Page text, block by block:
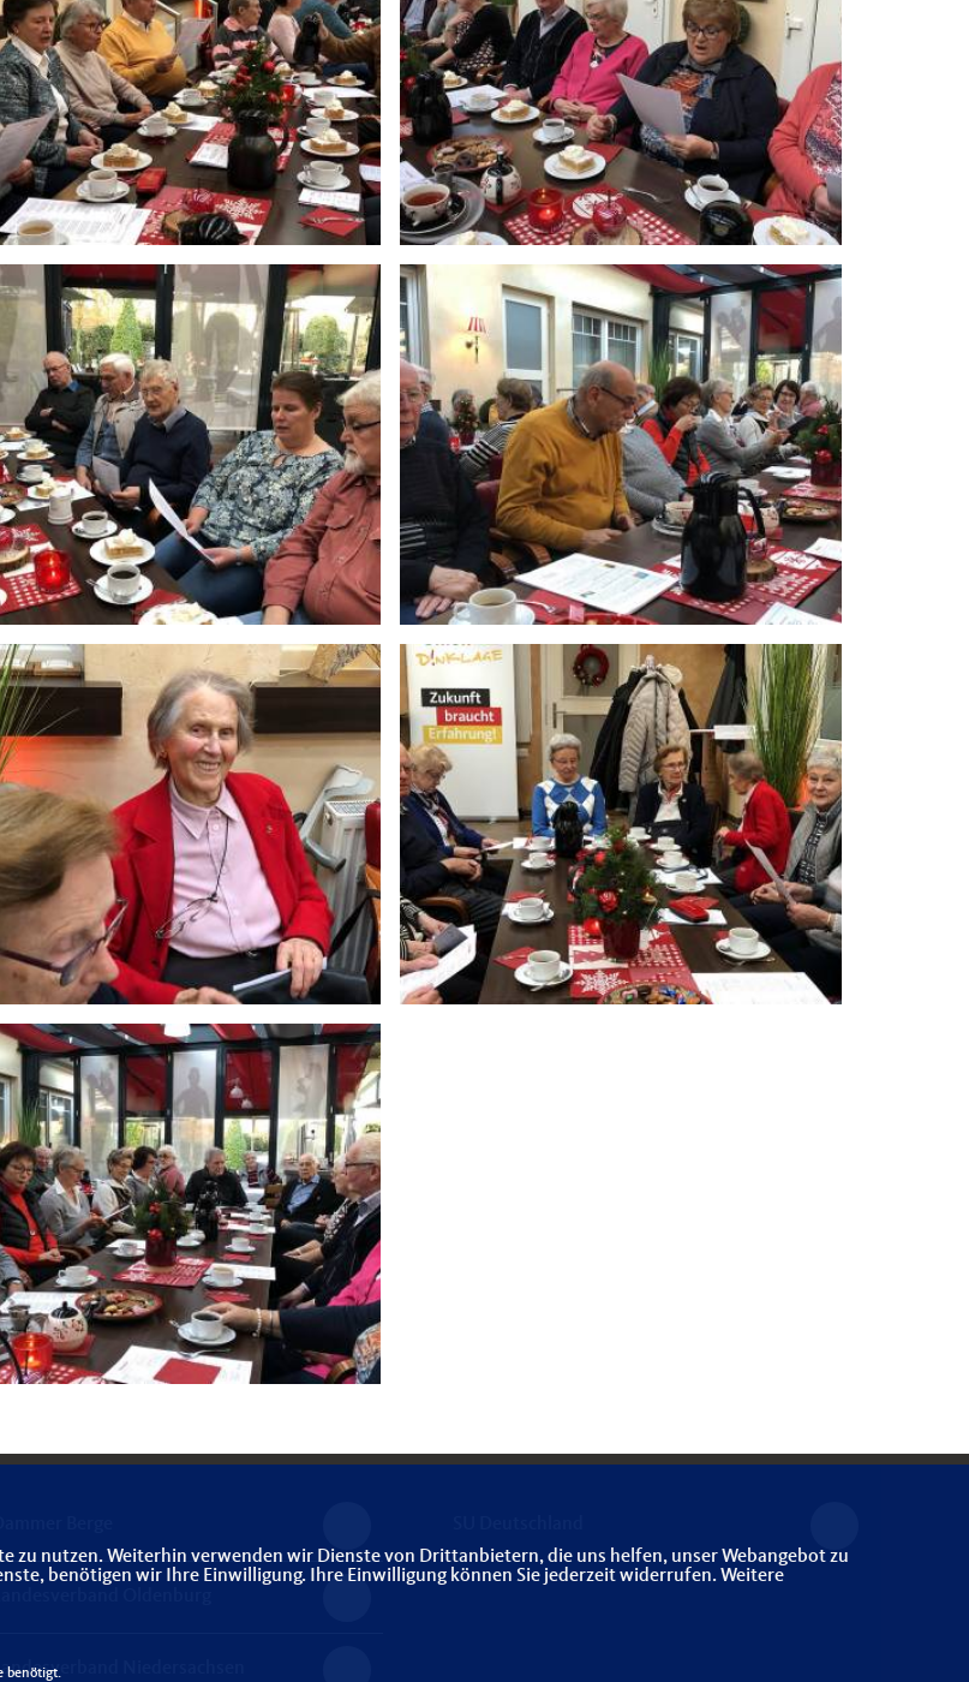
Niedersachsen
zu nutzen. Weiterhin verwenden wir Dienste von Drittanbietern, die uns helfen, unser Webangebot zu
benötigen wir Ihre Einwilligung. Ihre Einwilligung können Sie jederzeit widerrufen. Weitere
benötigt.